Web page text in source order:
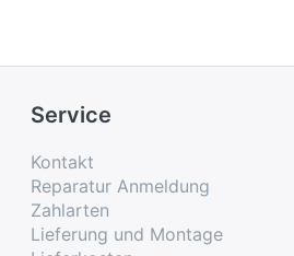
Service
Kontakt
Reparatur Anmeldung
Zahlarten
Lieferung und Montage